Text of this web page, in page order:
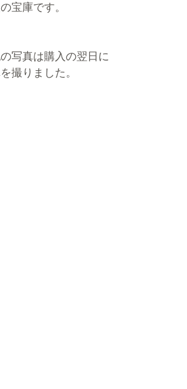
宝庫です。
写真は購入の翌日に
撮りました。